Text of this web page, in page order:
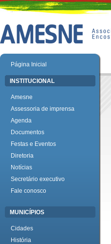
Página Inicial
INSTITUCIONAL
Amesne
Assessoria de imprensa
Agenda
Documentos
Festas e Eventos
Diretoria
Notícias
Secretário executivo
Fale conosco
MUNICÍPIOS
Cidades
História